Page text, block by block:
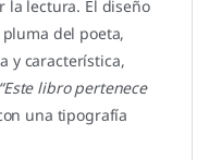
la lectura. El diseño
del poeta,
y característica,
“Este libro pertenece
una tipografía